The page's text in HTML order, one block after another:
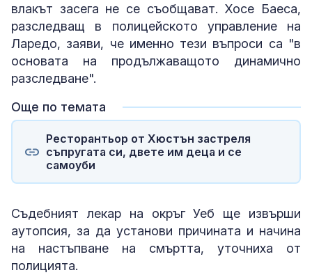
влакът засега не се съобщават. Хосе Баеса,
разследващ в полицейското управление на
Ларедо, заяви, че именно тези въпроси са "в
основата на продължаващото динамично
разследване".
Още по темата
Ресторантьор от Хюстън застреля
съпругата си, двете им деца и се
самоуби
Съдебният лекар на окръг Уеб ще извърши
аутопсия, за да установи причината и начина
на настъпване на смъртта, уточниха от
полицията.